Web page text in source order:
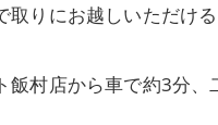
りにお越しいただける
村店から車で約3分